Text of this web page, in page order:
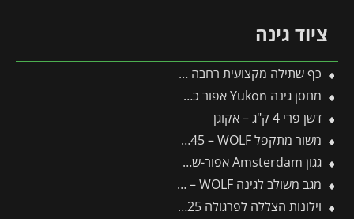
ציוד גינה
כף שתילה מקצועית רחבה LU-2K – WOLF
מחסן גינה Yukon אפור כהה 3.3X4 מבית פלרם – קנופיה
דשן פרי 4 ק"ג – אקוגן
משור מתקפל SAW145 – WOLF
גגון Amsterdam אפור-שקוף 1.4X2.2 מבית פלרם – Canopia
מגב משולב לגינה FS450M – WOLF
וילונות הצללה לפרגולה 3X4.25 מבית פלרם – Canopia